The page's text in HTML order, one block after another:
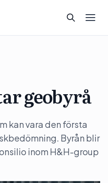
geobyrå
kan vara den första
Byrån blir
inom H&H-group